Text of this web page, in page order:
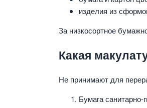
изделия из
За низкосортное
Какая
Не принимают для
Бумага санитарно-